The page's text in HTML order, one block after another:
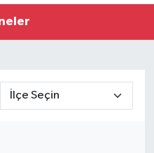
ve Fikstür